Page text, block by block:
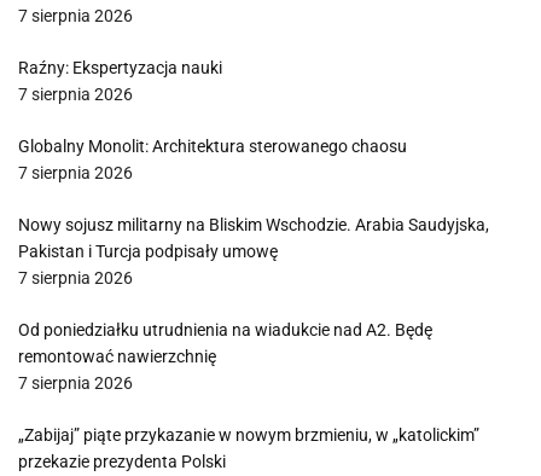
7 sierpnia 2026
Raźny: Ekspertyzacja nauki
7 sierpnia 2026
Globalny Monolit: Architektura sterowanego chaosu
7 sierpnia 2026
Nowy sojusz militarny na Bliskim Wschodzie. Arabia Saudyjska,
Pakistan i Turcja podpisały umowę
7 sierpnia 2026
Od poniedziałku utrudnienia na wiadukcie nad A2. Będę
remontować nawierzchnię
7 sierpnia 2026
„Zabijaj” piąte przykazanie w nowym brzmieniu, w „katolickim”
przekazie prezydenta Polski